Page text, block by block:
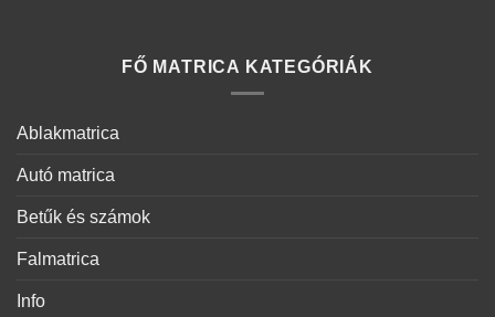
FŐ MATRICA KATEGÓRIÁK
Ablakmatrica
Autó matrica
Betűk és számok
Falmatrica
Info